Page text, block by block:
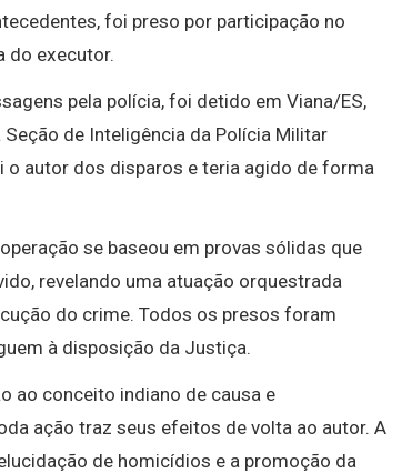
foi preso por participação no
do executor.
pela polícia, foi detido em Viana/ES,
de Inteligência da Polícia Militar
o autor dos disparos e teria agido de forma
se baseou em provas sólidas que
revelando uma atuação orquestrada
do crime. Todos os presos foram
à disposição da Justiça.
ao conceito indiano de causa e
ação traz seus efeitos de volta ao autor. A
de homicídios e a promoção da